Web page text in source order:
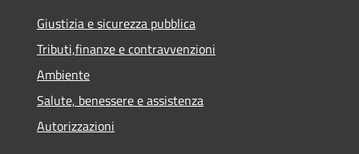
Giustizia e sicurezza pubblica
Tributi,finanze e contravvenzioni
Ambiente
Salute, benessere e assistenza
Autorizzazioni